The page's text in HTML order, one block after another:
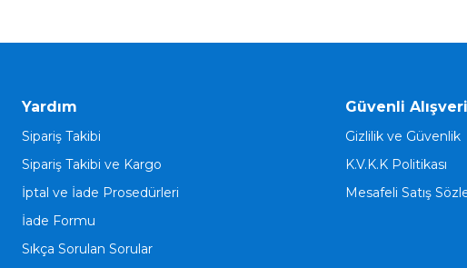
Yardım
Sipariş Takibi
Sipariş Takibi ve Kargo
İptal ve İade Prosedürleri
İade Formu
Sıkça Sorulan Sorular
Güvenli
Gizlilik ve Güvenlik
K.V.K.K Politikası
Mesafeli Satış